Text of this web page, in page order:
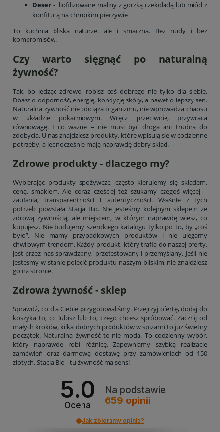
Deser - liofilizowane maliny z gorzką czekoladą lub miód z
konfiturą na chrupkim pieczywie
To kuchnia bliska naturze, ale i smaczna. Bez nudy i bez
kompromisów.
Czy warto sięgnąć po naturalną
żywność?
Tak, bo jedząc zdrowo, robisz coś dobrego nie tylko dla siebie.
Dbasz o odporność, energię, kondycję skóry, a nawet o lepszy sen.
Naturalna żywność nie obciąża organizmu, nie wprowadza chaosu
w układzie pokarmowym. Wręcz przeciwnie, przywraca
równowagę. I co ważne – nie musi być droga ani trudna do
zdobycia. U nas znajdziesz produkty, które wpisują się w codzienne
potrzeby, a jednocześnie mają naprawdę dobry skład.
Zdrowe produkty - dlaczego my?
Wybierając produkty spożywcze, często kierujemy się składem,
ceną, smakiem. Ale coraz częściej też szukamy czegoś więcej –
zaufania, transparentności i autentyczności. Właśnie z tych
potrzeb powstała Stacja Bio. Nie jesteśmy kolejnym sklepem ze
zdrową żywnością, ale miejscem, w którym naprawdę wiesz, co
kupujesz. Nie budujemy szerokiego katalogu tylko po to, by „coś
było”. Nie mamy przypadkowych produktów i nie ulegamy
chwilowym trendom. Każdy produkt, który trafia do naszej oferty,
jest przez nas sprawdzony, przetestowany i przemyślany. Jeśli nie
jesteśmy w stanie polecić produktu naszym bliskim, nie znajdziesz
go na stronie.
Zdrowa żywność - sklep
Sprawdź, co dla Ciebie przygotowaliśmy. Przejrzyj ofertę, dodaj do
koszyka to, co lubisz lub to, czego chcesz spróbować. Zacznij od
małych kroków, kilka dobrych produktów w spiżarni to już świetny
początek. Naturalna żywność to nie moda. To codzienny wybór,
który naprawdę robi różnicę. Zapewniamy szybką realizację
zamówień oraz darmową dostawę przy zamówieniach od 150
złotych. Stacja Bio - tu żywność ma sens!
5.0
Ocena
Na podstawie
659 opinii
Jak zbieramy opinie?